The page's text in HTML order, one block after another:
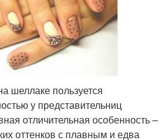
шеллаке пользуется
у представительниц
отличительная особенность –
оттенков с плавным и едва